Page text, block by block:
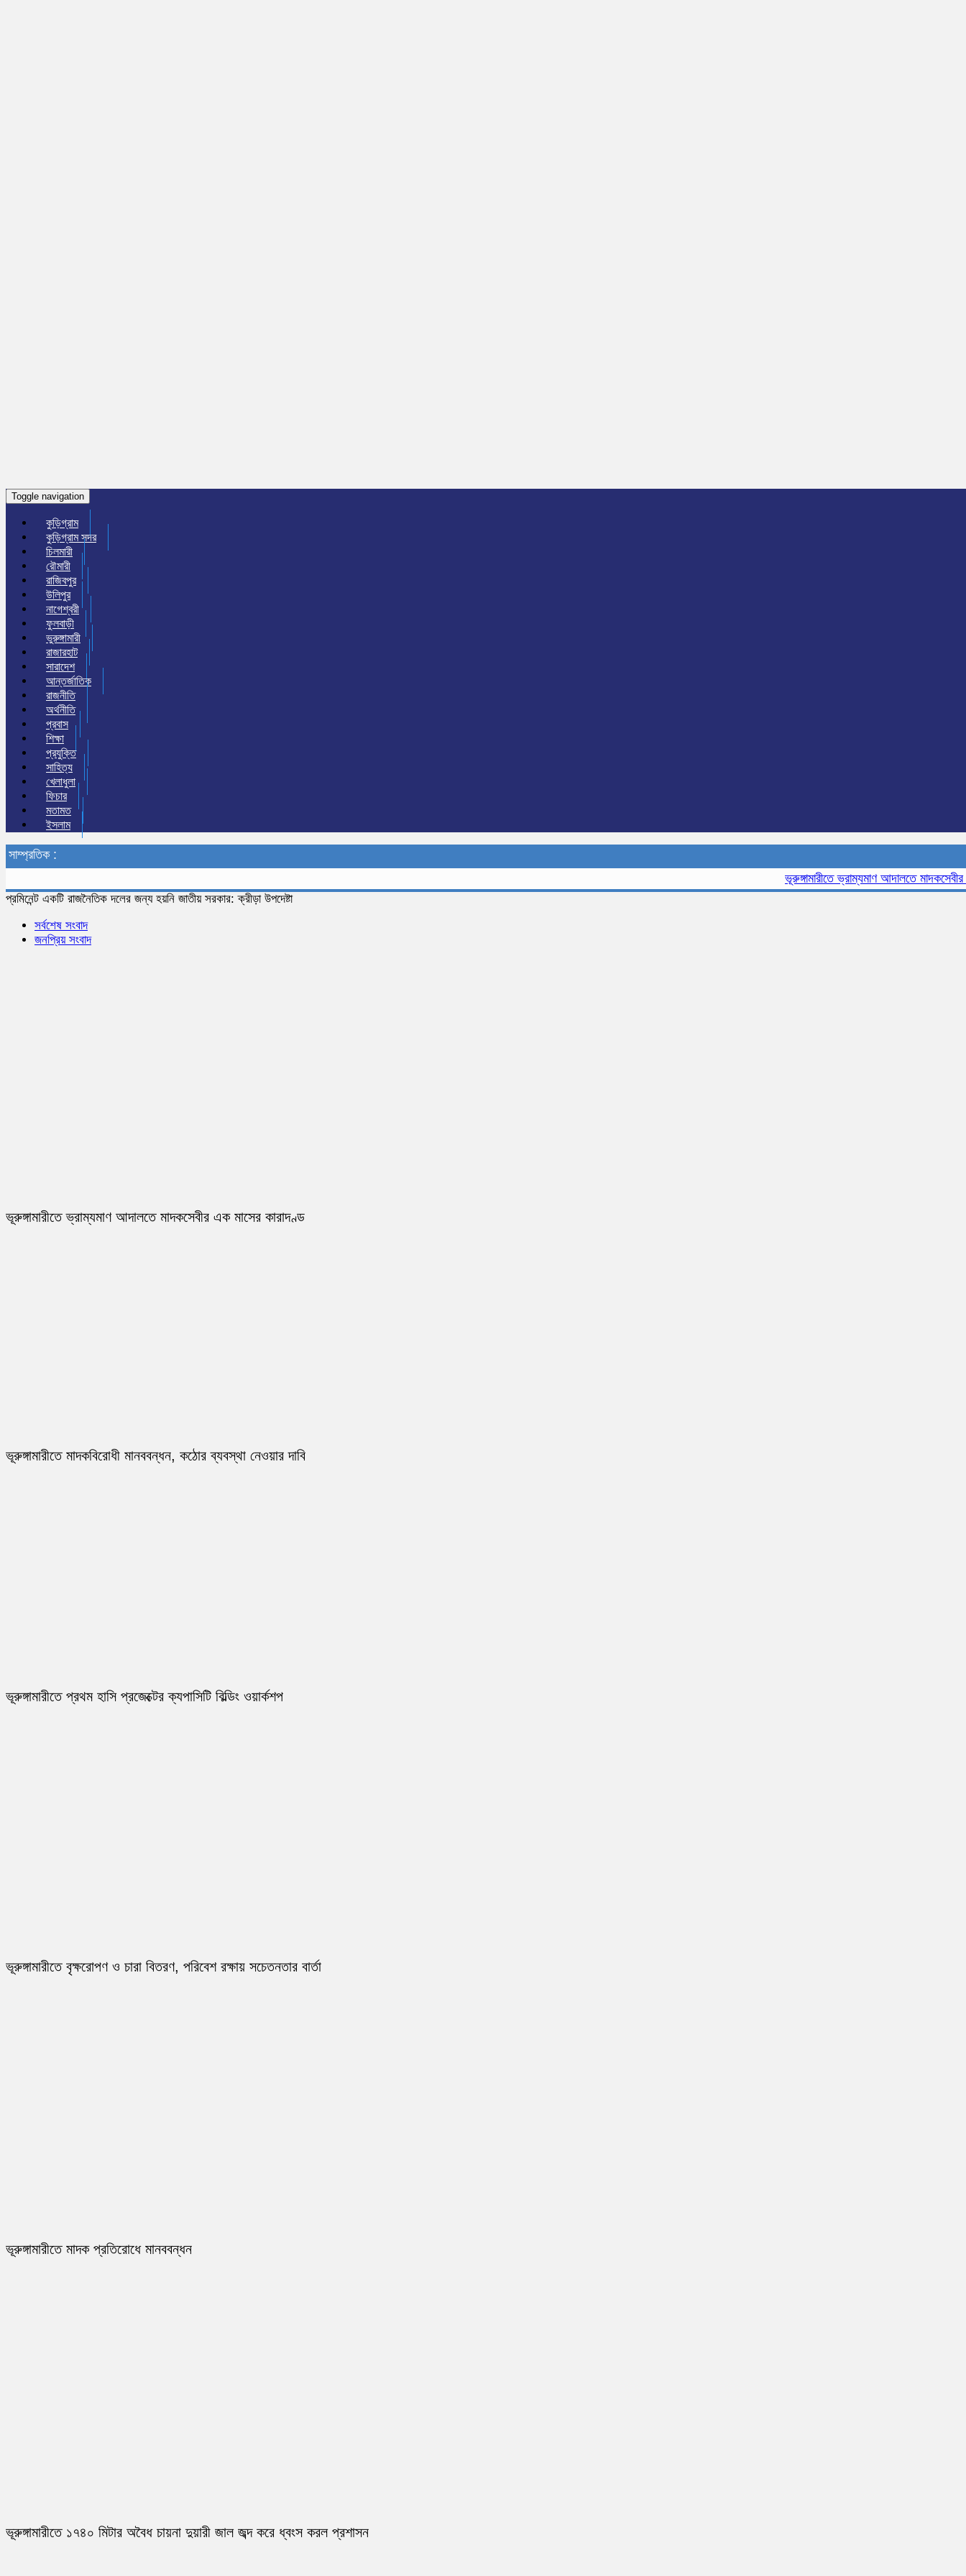
Toggle navigation
কুড়িগ্রাম
কুড়িগ্রাম সদর
চিলমারী
রৌমারী
রাজিবপুর
উলিপুর
নাগেশ্বরী
ফুলবাড়ী
ভুরুঙ্গামারী
রাজারহাট
সারাদেশ
আন্তর্জাতিক
রাজনীতি
অর্থনীতি
প্রবাস
শিক্ষা
প্রযুক্তি
সাহিত্য
খেলাধুলা
ফিচার
মতামত
ইসলাম
সাম্প্রতিক :
ভূরুঙ্গামারীতে ভ্রাম্যমাণ আদালতে মাদকসেবীর এক
প্রমিনেন্ট একটি রাজনৈতিক দলের জন্য হয়নি জাতীয় সরকার: ক্রীড়া উপদেষ্টা
সর্বশেষ সংবাদ
জনপ্রিয় সংবাদ
ভূরুঙ্গামারীতে ভ্রাম্যমাণ আদালতে মাদকসেবীর এক মাসের কারাদণ্ড
ভূরুঙ্গামারীতে মাদকবিরোধী মানববন্ধন, কঠোর ব্যবস্থা নেওয়ার দাবি
ভূরুঙ্গামারীতে প্রথম হাসি প্রজেক্টের ক্যপাসিটি বিল্ডিং ওয়ার্কশপ
ভূরুঙ্গামারীতে বৃক্ষরোপণ ও চারা বিতরণ, পরিবেশ রক্ষায় সচেতনতার বার্তা
ভূরুঙ্গামারীতে মাদক প্রতিরোধে মানববন্ধন
ভূরুঙ্গামারীতে ১৭৪০ মিটার অবৈধ চায়না দুয়ারী জাল জব্দ করে ধ্বংস করল প্রশাসন